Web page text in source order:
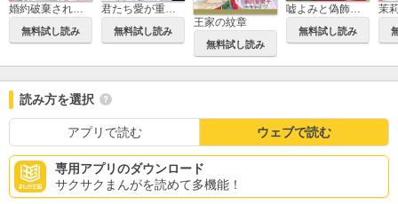
婚約破棄された可憐令嬢は、帝国の公爵騎士様に溺愛される【電子単行本】
無料試し読み
君たち愛が重すぎる。
無料試し読み
王家の紋章
無料試し読み
嘘よみと偽飾の王女
無料試し読み
読み方を選択
アプリで読む ウェブで読む
専用アプリのダウンロード
サクサクまんがを読めて多機能！